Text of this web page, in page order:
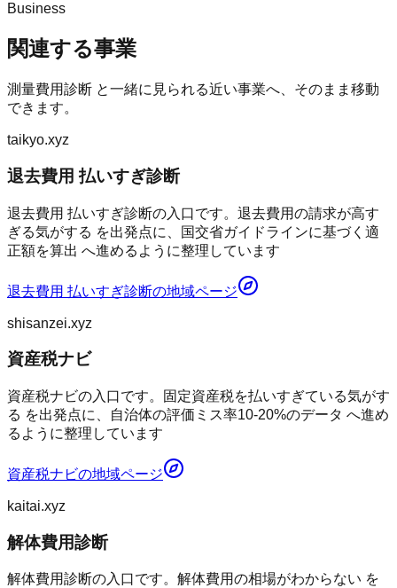
Business
関連する事業
測量費用診断 と一緒に見られる近い事業へ、そのまま移動
できます。
taikyo.xyz
退去費用 払いすぎ診断
退去費用 払いすぎ診断の入口です。退去費用の請求が高す
ぎる気がする を出発点に、国交省ガイドラインに基づく適
正額を算出 へ進めるように整理しています
退去費用 払いすぎ診断の地域ページ
shisanzei.xyz
資産税ナビ
資産税ナビの入口です。固定資産税を払いすぎている気がす
る を出発点に、自治体の評価ミス率10-20%のデータ へ進め
るように整理しています
資産税ナビの地域ページ
kaitai.xyz
解体費用診断
解体費用診断の入口です。解体費用の相場がわからない を